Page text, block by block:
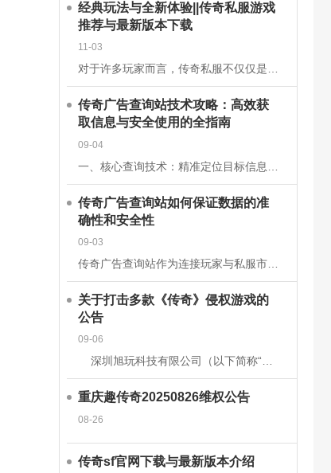
经典玩法与全新体验||传奇私服游戏
推荐与最新版本下载
11-03
对于许多玩家而言，传奇私服不仅仅是一款游戏，更是一段青春的回忆。它继承了经典《传奇》的核心玩法，保留了战士、法师、道士三大职业的经典设定，同时在画面、操作和系统上进行了优化升级，让老玩家找回曾经的激情
传奇广告查询站技术攻略：高效获
取信息与安全使用的全指南
09-04
传奇广告查询站如何保证数据的准
确性和安全性
09-03
关于打击多款《传奇》侵权游戏的
公告
09-06
深圳旭玩科技有限公司（以下简称“我司”）依据相关转授权文件获得原始著作权人韩国亚拓士软件有限公司针对《LegendofMirII》（中文名：《传奇》）网
重庆趣传奇20250826维权公告
08-26
传奇sf官网下载与最新版本介绍